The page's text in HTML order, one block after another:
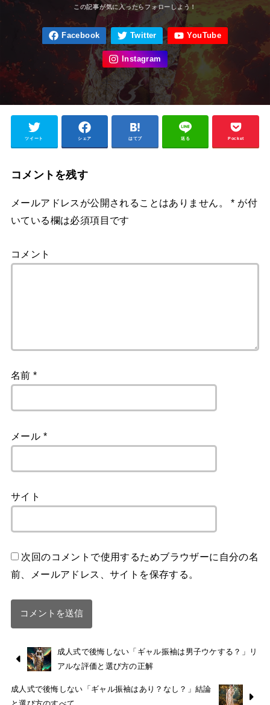
ツイート シェア はてブ 送る Pocket
コメントを残す
メールアドレスが公開されることはありません。 * が付
いている欄は必須項目です
コメント
名前*
メール *
サイト
次回のコメントで使用するためブラウザーに自分の名
前、メールアドレス、サイトを保存する。
成人式で後悔しない「ギャル振袖は男子ウケする？」リ
アルな評価と選び方の正解
成人式で後悔しない「ギャル振袖はあり？なし？」結論